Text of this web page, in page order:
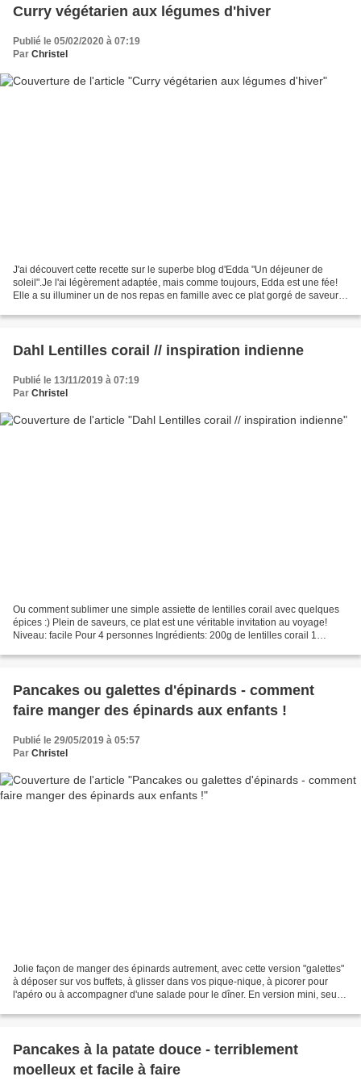
Curry végétarien aux légumes d'hiver
Publié le 05/02/2020 à 07:19
Par Christel
J'ai découvert cette recette sur le superbe blog d'Edda "Un déjeuner de
soleil".Je l'ai légèrement adaptée, mais comme toujours, Edda est une fée!
Elle a su illuminer un de nos repas en famille avec ce plat gorgé de saveurs,
Dahl Lentilles corail // inspiration indienne
Publié le 13/11/2019 à 07:19
Par Christel
Ou comment sublimer une simple assiette de lentilles corail avec quelques
épices :) Plein de saveurs, ce plat est une véritable invitation au voyage!
Niveau: facile Pour 4 personnes Ingrédients: 200g de lentilles corail 1
Pancakes ou galettes d'épinards - comment
faire manger des épinards aux enfants !
Publié le 29/05/2019 à 05:57
Par Christel
Jolie façon de manger des épinards autrement, avec cette version "galettes"
à déposer sur vos buffets, à glisser dans vos pique-nique, à picorer pour
l'apéro ou à accompagner d'une salade pour le dîner. En version mini, seule
Pancakes à la patate douce - terriblement
moelleux et facile à faire